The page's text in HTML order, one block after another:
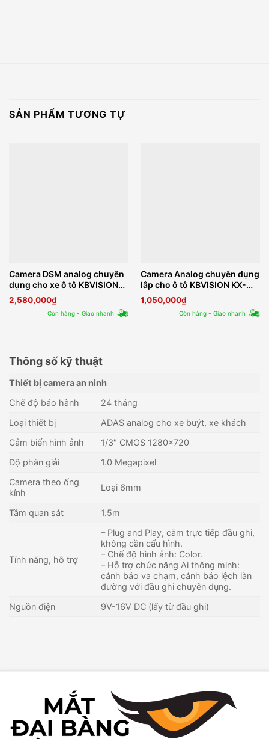
SẢN PHẨM TƯƠNG TỰ
Camera DSM analog chuyên
dụng cho xe ô tô KBVISION
KX-FM1001-DSM
2,580,000₫
Còn hàng - Giao nhanh
Camera Analog chuyên dụng
lắp cho ô tô KBVISION KX-
FM2002C-SL-A
1,050,000₫
Còn hàng - Giao nhanh
Thông số kỹ thuật
Thiết bị camera an ninh
Chế độ bảo hành
24 tháng
Loại thiết bị
ADAS analog cho xe buýt, xe khách
Cảm biến hình ảnh
1/3″ CMOS 1280×720
Độ phân giải
1.0 Megapixel
Camera theo ống
kính
Loại 6mm
Tầm quan sát 1.5m
Tính năng, hỗ trợ
– Plug and Play, cắm trực tiếp đầu ghi,
không cần cấu hình.
– Chế độ hình ảnh: Color.
– Hỗ trợ chức năng Ai thông minh:
cảnh báo va chạm, cảnh báo lệch làn
đường với đầu ghi chuyên dụng.
Nguồn điện
9V-16V DC (lấy từ đầu ghi)